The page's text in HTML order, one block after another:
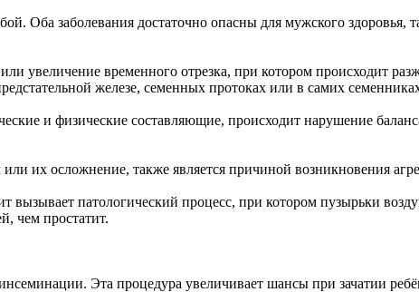
Оба заболевания достаточно опасны для мужского здоровья,
увеличение временного отрезка, при котором происходит
железе, семенных протоках или в самих
и физические составляющие, происходит нарушение
их осложнение, также является причиной возникновения
вызывает патологический процесс, при котором пузырьки
чем простатит.
Эта процедура увеличивает шансы при зачатии